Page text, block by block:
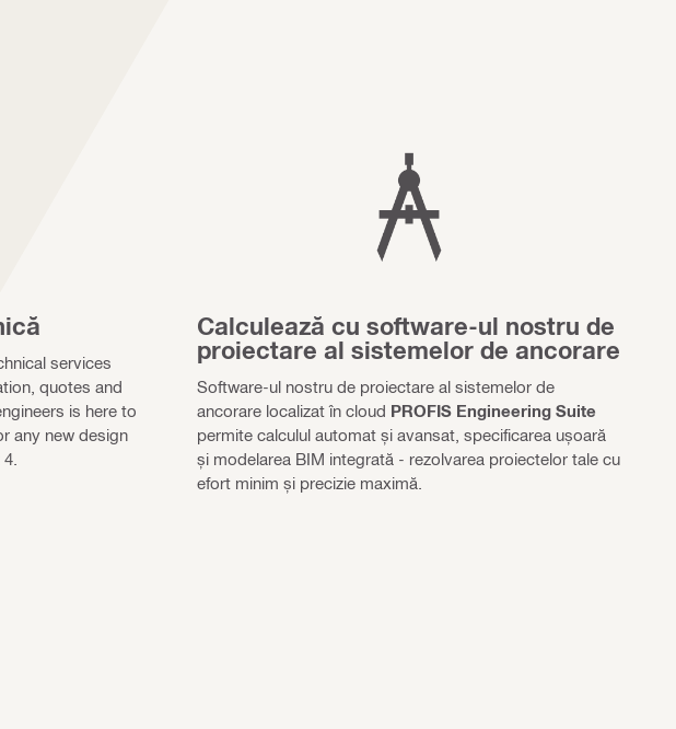
services
quotes and
is here to
any new design
Calculează cu software-ul nostru de
proiectare al sistemelor de ancorare
Software-ul nostru de proiectare al sistemelor de
ancorare localizat în cloud PROFIS Engineering Suite
permite calculul automat și avansat, specificarea ușoară
și modelarea BIM integrată - rezolvarea proiectelor tale cu
efort minim și precizie maximă.